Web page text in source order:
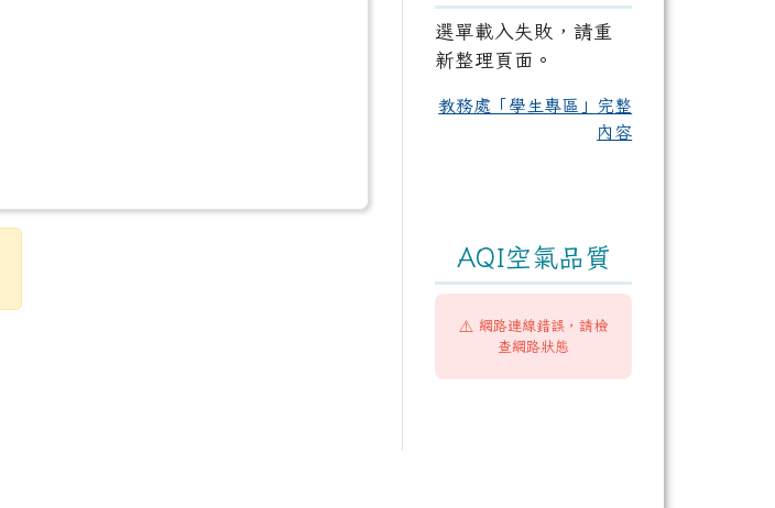
選單載入失敗，請重
新整理頁面。
教務處「學生專區」完整
內容
AQI空氣品質
⚠️ 網路連線錯誤，請檢
查網路狀態